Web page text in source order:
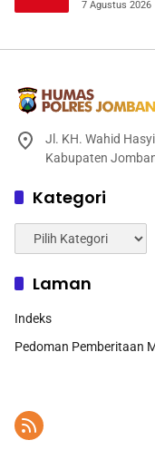
7 Agustus 2026
Jl. KH. Wahid
Kabupaten
Kategori
Kategori
Laman
Indeks
Pedoman Pemberitaan